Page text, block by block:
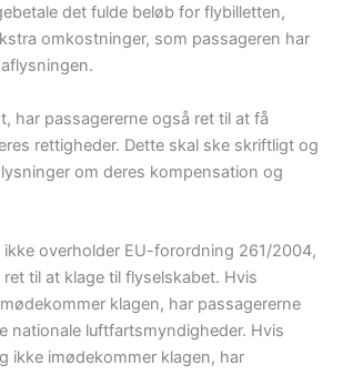
det fulde beløb for flybilletten,
omkostninger, som passageren har
har passagererne også ret til at få
rettigheder. Dette skal ske skriftligt og
om deres kompensation og
overholder EU-forordning 261/2004,
til at klage til flyselskabet. Hvis
klagen, har passagererne
nationale luftfartsmyndigheder. Hvis
ikke imødekommer klagen, har